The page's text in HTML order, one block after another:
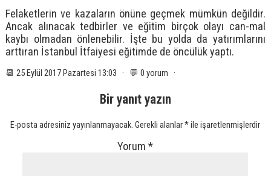
Felaketlerin ve kazaların önüne geçmek mümkün değildir.
Ancak alınacak tedbirler ve eğitim birçok olayı can-mal
kaybı olmadan önlenebilir. İşte bu yolda da yatırımlarını
arttıran İstanbul İtfaiyesi eğitimde de öncülük yaptı.
📆 25 Eylül 2017 Pazartesi 13:03 · 💬 0 yorum ·
Bir yanıt yazın
E-posta adresiniz yayınlanmayacak. Gerekli alanlar*ile işaretlenmişlerdir
Yorum*